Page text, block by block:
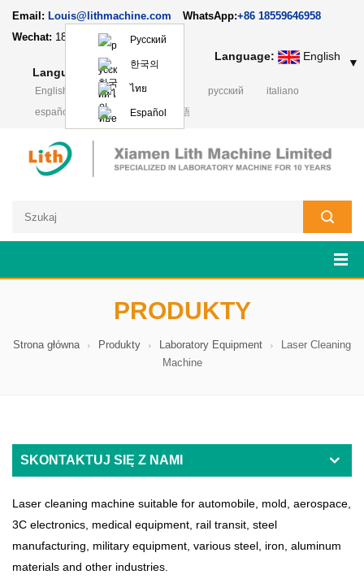
Email: Louis@lithmachine.com WhatsApp:+86 18559646958
Wechat: 18659217588
Language: English ▼
Language: English
Русский
한국의
ไทย
Español
English français русский
italiano
español
português 日本語
PRODUKTY
Strona główna Produkty Laboratory Equipment
Laser Cleaning
Machine
SKONTAKTUJ SIĘ Z NAMI
Laser cleaning machine suitable for automobile, mold, aerospace,
3C electronics, medical equipment, rail transit, steel
manufacturing, military equipment, various steel, iron, aluminum
materials and other industries